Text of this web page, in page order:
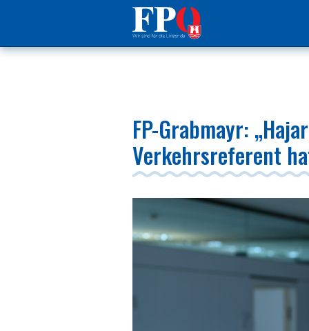
FP-Grabmayr:
Verkehrsreferent